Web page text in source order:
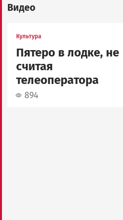
Видео
Культура
Пятеро в лодке, не
считая
телеоператора
894